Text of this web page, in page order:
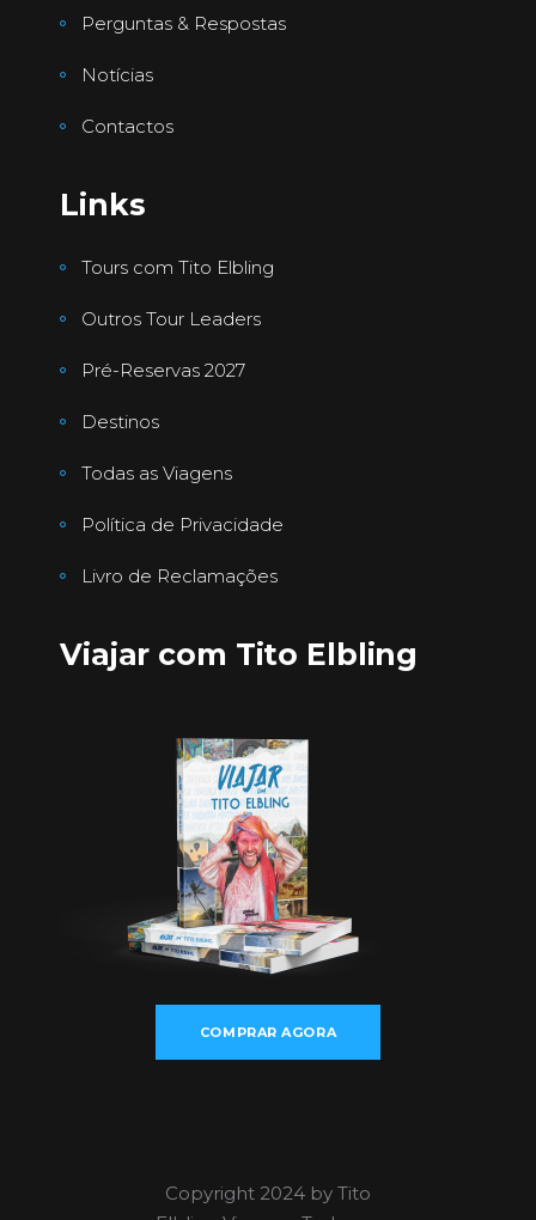
Perguntas & Respostas
Notícias
Contactos
Links
Tours com Tito Elbling
Outros Tour Leaders
Pré-Reservas 2027
Destinos
Todas as Viagens
Política de Privacidade
Livro de Reclamações
Viajar com Tito Elbling
COMPRAR AGORA
Copyright 2024 by Tito